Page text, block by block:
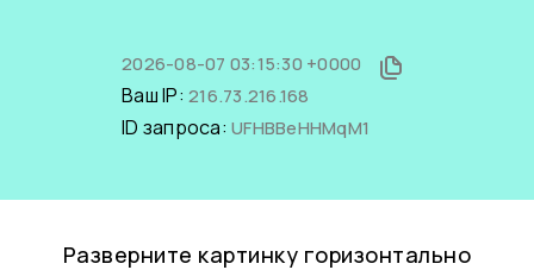
2026-08-07 03:15:30 +0000
Ваш IP: 216.73.216.168
ID запроса: UFHBBeHHMqM1
Разверните картинку горизонтально